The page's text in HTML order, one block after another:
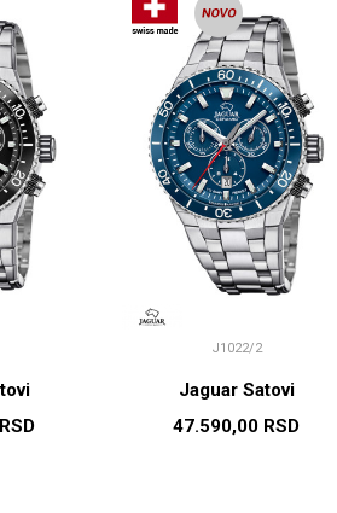
RSD
J1022/2
Jaguar Satovi
47.590,00 RSD